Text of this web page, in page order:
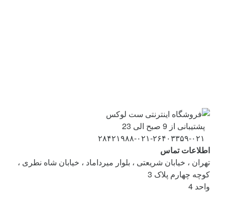
پشتیبانی از 9 صبح الی 23
۰۲۱-۲۶۴۰۳۳۵۹-۰۲۱-۲۸۴۲۱۹۸۸
اطلاعات تماس
تهران ، خیابان شریعتی ، بلوار میرداماد ، خیابان شاه نطری ،
کوچه چهارم پلاک 3
واحد 4